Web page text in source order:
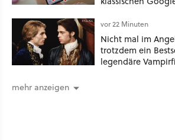
vor 22 Minuten
Nicht mal im
trotzdem ein
legendäre
mehr anzeigen